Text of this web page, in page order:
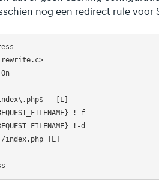
nog een redirect rule voor
- [L]
!-f
!-d
index.php [L]